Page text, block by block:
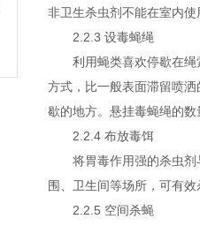
非卫生杀虫剂不能在室内
2.2.3 设毒蝇绳
利用蝇类喜欢停歇在
方式，比一般表面滞留喷
歇的地方。悬挂毒蝇绳的
2.2.4 布放毒饵
将胃毒作用强的杀虫
围、卫生间等场所，可有
2.2.5 空间杀蝇